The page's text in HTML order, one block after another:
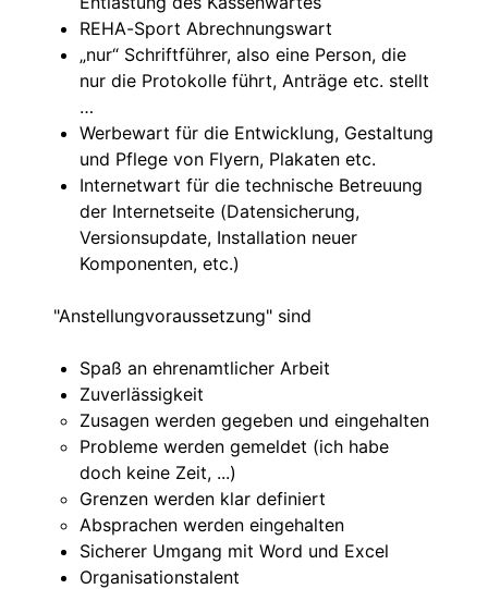
REHA-Sport Abrechnungswart
„nur“ Schriftführer, also eine Person, die
nur die Protokolle führt, Anträge etc. stellt
…
Werbewart für die Entwicklung, Gestaltung
und Pflege von Flyern, Plakaten etc.
Internetwart für die technische Betreuung
der Internetseite (Datensicherung,
Versionsupdate, Installation neuer
Komponenten, etc.)
"Anstellungvoraussetzung" sind
Spaß an ehrenamtlicher Arbeit
Zuverlässigkeit
Zusagen werden gegeben und eingehalten
Probleme werden gemeldet (ich habe
doch keine Zeit, ...)
Grenzen werden klar definiert
Absprachen werden eingehalten
Sicherer Umgang mit Word und Excel
Organisationstalent